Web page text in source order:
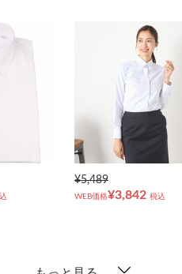
¥5,489
WEB価格¥3,842 税込